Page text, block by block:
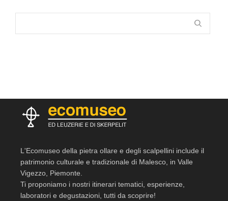
L'Ecomuseo della pietra ollare e degli scalpellini include il
patrimonio culturale e tradizionale di Malesco, in Valle
Vigezzo, Piemonte.
Ti proponiamo i nostri itinerari tematici, esperienze,
laboratori e degustazioni, tutti da scoprire!